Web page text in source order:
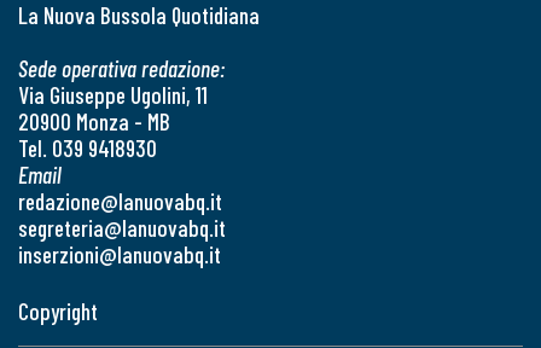
La Nuova Bussola Quotidiana
Sede operativa redazione:
Via Giuseppe Ugolini, 11
20900 Monza - MB
Tel. 039 9418930
Email
redazione@lanuovabq.it
segreteria@lanuovabq.it
inserzioni@lanuovabq.it
Copyright